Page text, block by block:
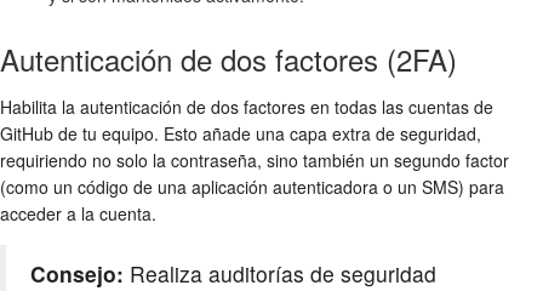
Autenticación de dos factores (2FA)
Habilita la autenticación de dos factores en todas las cuentas de
GitHub de tu equipo. Esto añade una capa extra de seguridad,
requiriendo no solo la contraseña, sino también un segundo factor
(como un código de una aplicación autenticadora o un SMS) para
acceder a la cuenta.
Consejo: Realiza auditorías de seguridad